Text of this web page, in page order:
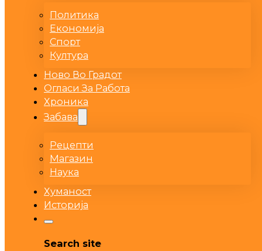
Политика
Економија
Спорт
Култура
Ново Во Градот
Огласи За Работа
Хроника
Забава
Рецепти
Магазин
Наука
Хуманост
Историја
Search site